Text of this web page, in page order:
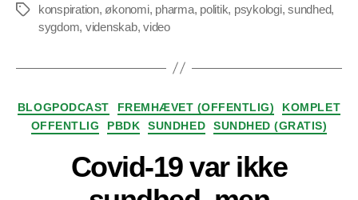
Tags konspiration, økonomi, pharma, politik, psykologi,sundhed,
sygdom, videnskab,video
Kategorier
BLOGPODCAST FREMHÆVET (OFFENTLIG)
KOMPLET
OFFENTLIG
PBDK SUNDHED SUNDHED (GRATIS)
Covid-19 var ikke